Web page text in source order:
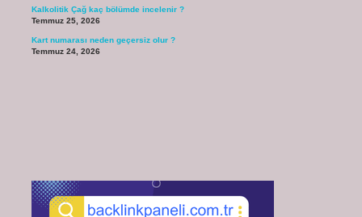
Kalkolitik Çağ kaç bölümde incelenir ?
Temmuz 25, 2026
Kart numarası neden geçersiz olur ?
Temmuz 24, 2026